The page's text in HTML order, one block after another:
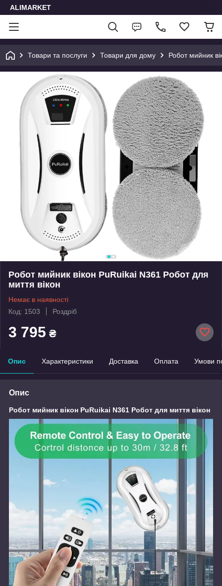
ALIMARKET
Товари та послуги Товари для дому Робот мийник
Робот мийник вікон PuRuikai N361 Робот для
миття вікон
Немає в наявності
Код: 1503
Роздріб
3 795 ₴
Опис Характеристики Доставка Оплата Умови
Опис
Робот мийник вікон PuRuikai N361 Робот для миття вікон